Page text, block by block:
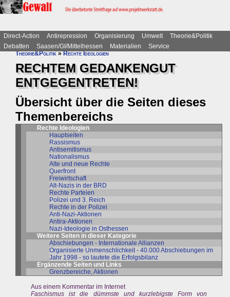
Direct-Action Antirepression Organisierung Umwelt
Theorie&Politik
Debatten
Saasen/GI/Mittelhessen Materialien
Service
Theorie&Politik»Rechte Ideologien
RECHTEM GEDANKENGUT
ENTGEGENTRETEN!
Übersicht über die Seiten dieses
Themenbereichs
Rechte Ideologien
Hauptseiten
Rassismus
Antisemitismus
Nationalismus
Alte und neue Rechte
Querfront
Freiwirtschaft
Alt-Nazis in der BRD
Rechte Parteien
Polizei und 3. Reich
Rechte in der Polizei
Anti-Nazi-Aktionen
Antira-Aktionen
Nazi-Ideologie in Osthessen
Weitere Seiten in dieser Kategorie
Abschiebungen - Internationale Allianzen
Organisierte Unmenschlichkeit - 40.000 Abschiebungen im
Jahr 1998 - so lautete die Erfolgsbilanz
Ergänzende Seiten und Links
Grenzbereiche, Aktionen
Aus einem Kommentar im Internet
Faschismus ist die dümmste und kurzlebigste Form von